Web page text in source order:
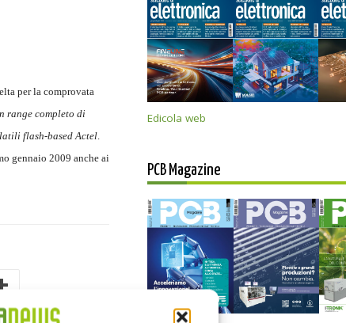
per la comprovata
range completo di
flash-based Actel.
gennaio 2009 anche ai
Edicola web
PCB Magazine